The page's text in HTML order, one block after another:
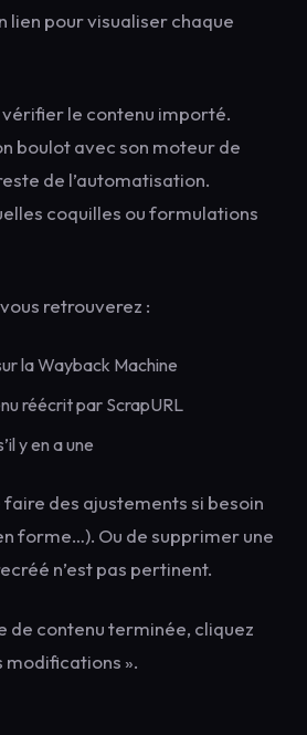
lien pour visualiser chaque
le contenu importé.
boulot avec son moteur de
de l’automatisation.
coquilles ou formulations
retrouverez :
la Wayback Machine
réécrit par ScrapURL
y en a une
faire des ajustements si besoin
forme…). Ou de supprimer une
n’est pas pertinent.
de contenu terminée, cliquez
modifications ».